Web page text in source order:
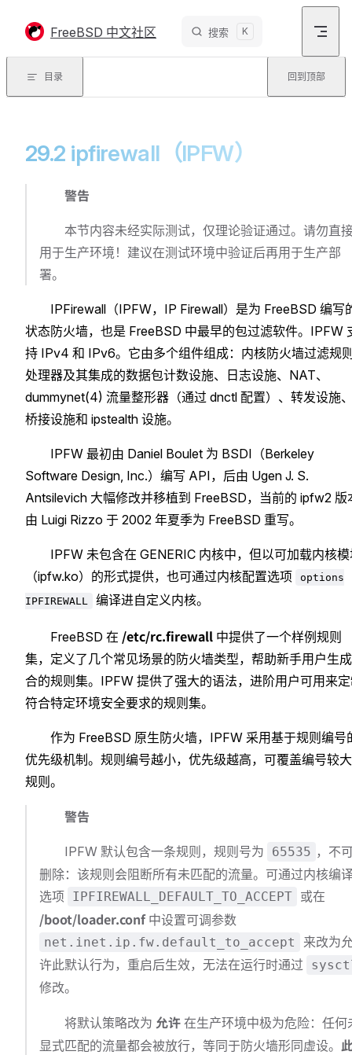
FreeBSD 中文社区 搜索 K
目录 回到顶部
29.2 ipfirewall（IPFW）
警告
本节内容未经实际测试，仅理论验证通过。请勿直
用于生产环境！建议在测试环境中验证后再用于生产部
署。
IPFirewall（IPFW，IP Firewall）是为 FreeBSD 编写
状态防火墙，也是 FreeBSD 中最早的包过滤软件。IPFW
持 IPv4 和 IPv6。它由多个组件组成：内核防火墙过滤规
处理器及其集成的数据包计数设施、日志设施、NAT、
dummynet(4) 流量整形器（通过 dnctl 配置）、转发设施
桥接设施和 ipstealth 设施。
IPFW 最初由 Daniel Boulet 为 BSDI（Berkeley
Software Design, Inc.）编写 API，后由 Ugen J. S.
Antsilevich 大幅修改并移植到 FreeBSD，当前的 ipfw2 版
由 Luigi Rizzo 于 2002 年夏季为 FreeBSD 重写。
IPFW 未包含在 GENERIC 内核中，但以可加载内核
（ipfw.ko）的形式提供，也可通过内核配置选项
options
IPFIREWALL
编译进自定义内核。
FreeBSD 在 /etc/rc.firewall 中提供了一个样例规则
集，定义了几个常见场景的防火墙类型，帮助新手用户生
合的规则集。IPFW 提供了强大的语法，进阶用户可用来
符合特定环境安全要求的规则集。
作为 FreeBSD 原生防火墙，IPFW 采用基于规则编号
优先级机制。规则编号越小，优先级越高，可覆盖编号较
规则。
警告
IPFW 默认包含一条规则，规则号为 65535 ，不
删除：该规则会阻断所有未匹配的流量。可通过内核编
选项 IPFIREWALL_DEFAULT_TO_ACCEPT 或在
/boot/loader.conf中设置可调参数
net.inet.ip.fw.default_to_accept
来改为
许此默认行为，重启后生效，无法在运行时通过
修改。
将默认策略改为 允许 在生产环境中极为危险：任何
显式匹配的流量都会被放行，等同于防火墙形同虚设。